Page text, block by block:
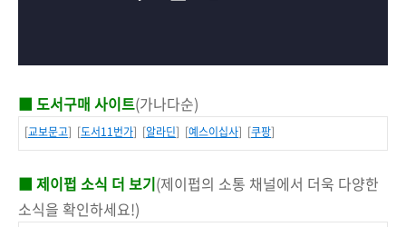
■ 도서구매 사이트(가나다순)
[교보문고] [도서11번가] [알라딘] [예스이십사] [쿠팡]
■ 제이펍 소식 더 보기(제이펍의 소통 채널에서 더욱 다양한
소식을 확인하세요!)